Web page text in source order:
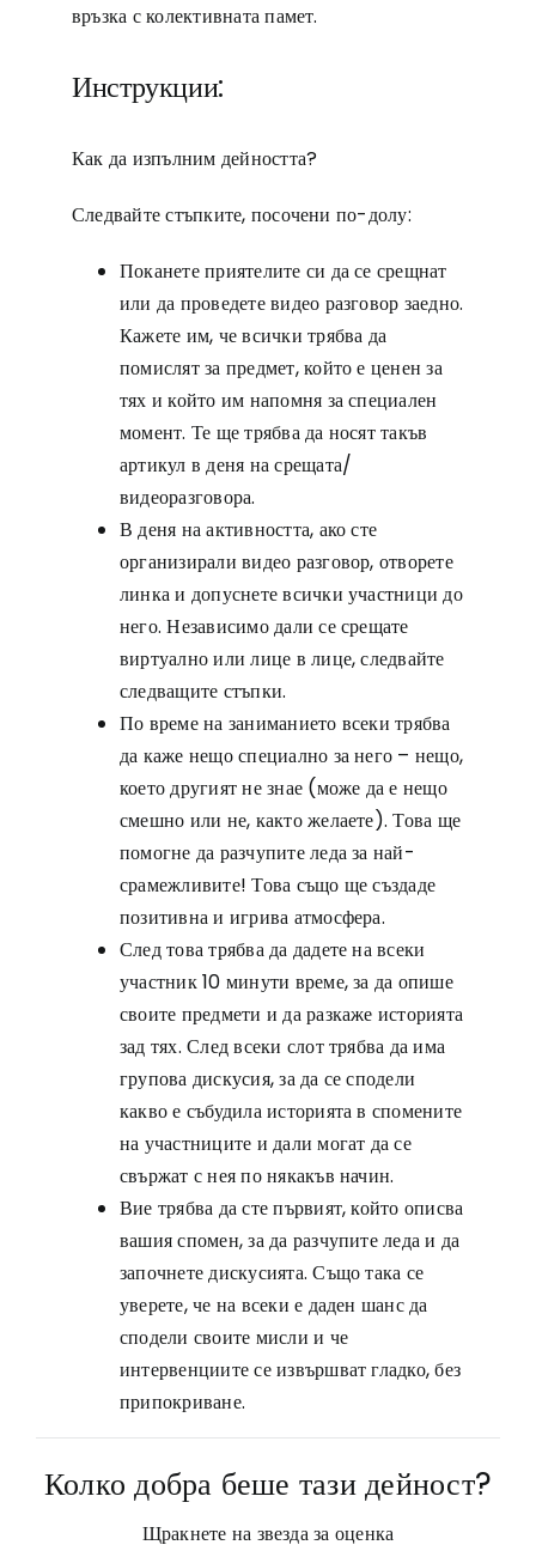
връзка с колективната памет.
Инструкции:
Как да изпълним дейността?
Следвайте стъпките, посочени по-долу:
Поканете приятелите си да се срещнат
или да проведете видео разговор заедно.
Кажете им, че всички трябва да
помислят за предмет, който е ценен за
тях и който им напомня за специален
момент. Те ще трябва да носят такъв
артикул в деня на срещата/
видеоразговора.
В деня на активността, ако сте
организирали видео разговор, отворете
линка и допуснете всички участници до
него. Независимо дали се срещате
виртуално или лице в лице, следвайте
следващите стъпки.
По време на заниманието всеки трябва
да каже нещо специално за него – нещо,
което другият не знае (може да е нещо
смешно или не, както желаете). Това ще
помогне да разчупите леда за най-
срамежливите! Това също ще създаде
позитивна и игрива атмосфера.
След това трябва да дадете на всеки
участник 10 минути време, за да опише
своите предмети и да разкаже историята
зад тях. След всеки слот трябва да има
групова дискусия, за да се сподели
какво е събудила историята в спомените
на участниците и дали могат да се
свържат с нея по някакъв начин.
Вие трябва да сте първият, който описва
вашия спомен, за да разчупите леда и да
започнете дискусията. Също така се
уверете, че на всеки е даден шанс да
сподели своите мисли и че
интервенциите се извършват гладко, без
припокриване.
Колко добра беше тази дейност?
Щракнете на звезда за оценка